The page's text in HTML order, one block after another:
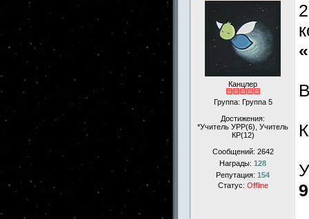
Канцлер
Группа: Группа 5
Достижения:
*Учитель УРР(6), Учитель
КР(12)
Сообщений: 2642
Награды: 128
Репутация: 154
Статус: Offline